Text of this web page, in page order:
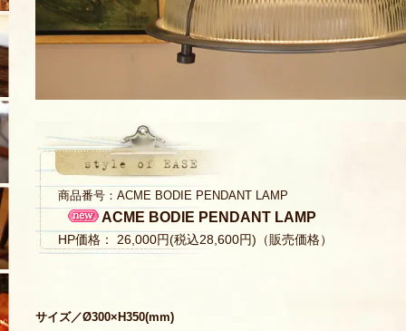
商品番号：ACME BODIE PENDANT LAMP
ACME BODIE PENDANT LAMP
HP価格： 26,000円(税込28,600円)（販売価格）
サイズ／Ø300×H350(mm)